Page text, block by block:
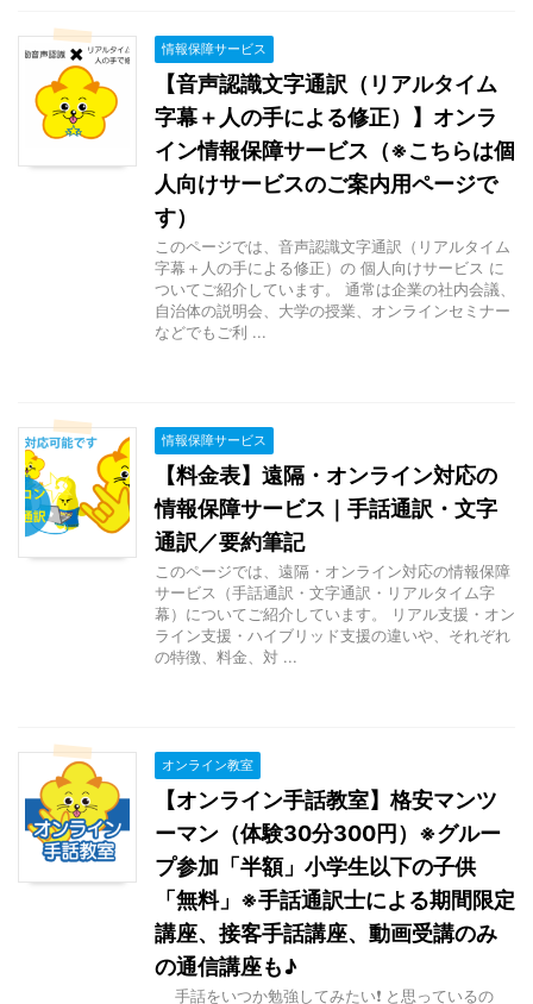
情報保障サービス
【音声認識文字通訳（リアルタイム
字幕＋人の手による修正）】オンラ
イン情報保障サービス（※こちらは個
人向けサービスのご案内用ページで
す）
このページでは、音声認識文字通訳（リアルタイム
字幕＋人の手による修正）の 個人向けサービス に
ついてご紹介しています。 通常は企業の社内会議、
自治体の説明会、大学の授業、オンラインセミナー
などでもご利 ...
情報保障サービス
【料金表】遠隔・オンライン対応の
情報保障サービス｜手話通訳・文字
通訳／要約筆記
このページでは、遠隔・オンライン対応の情報保障
サービス（手話通訳・文字通訳・リアルタイム字
幕）についてご紹介しています。 リアル支援・オン
ライン支援・ハイブリッド支援の違いや、それぞれ
の特徴、料金、対 ...
オンライン教室
【オンライン手話教室】格安マンツ
ーマン（体験30分300円）※グルー
プ参加「半額」小学生以下の子供
「無料」※手話通訳士による期間限定
講座、接客手話講座、動画受講のみ
の通信講座も♪
手話をいつか勉強してみたい❗ と思っているの